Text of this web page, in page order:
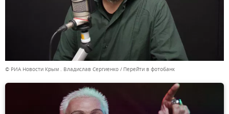
© РИА Новости Крым . Владислав Сергиенко Перейти в фотобанк